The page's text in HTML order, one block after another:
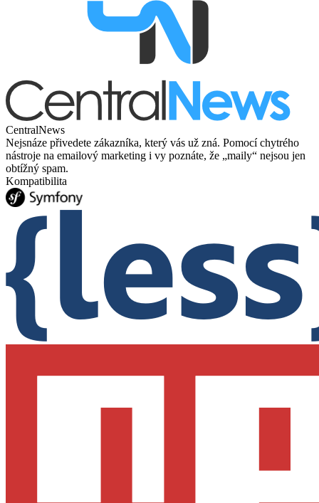
CentralNews
Nejsnáze přivedete zákazníka, který vás už zná. Pomocí chytrého
nástroje na emailový marketing i vy poznáte, že „maily“ nejsou jen
obtížný spam.
Kompatibilita